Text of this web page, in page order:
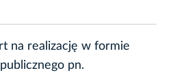
na realizację w formie
pn.